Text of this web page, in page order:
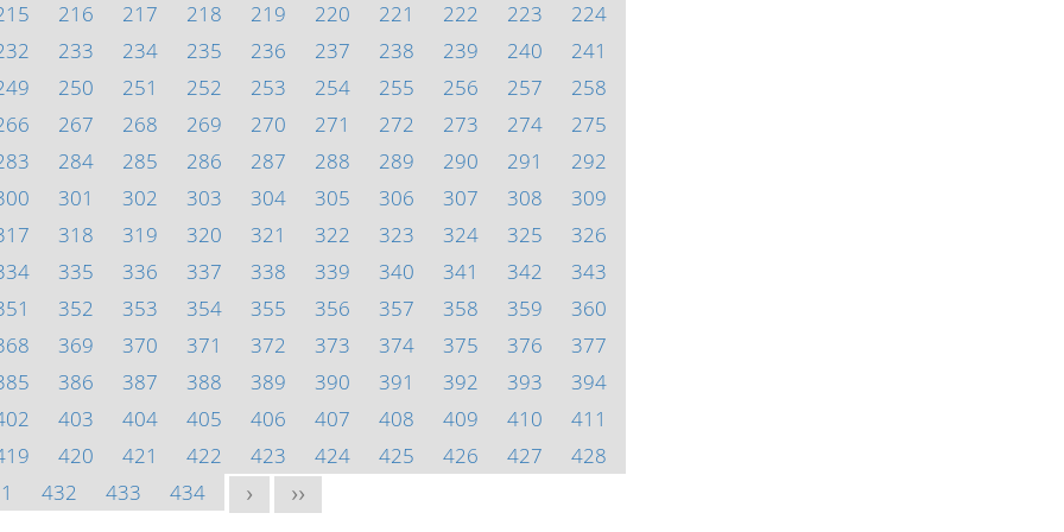
216 217 218 219 220 221 222 223
224
233 234 235 236 237 238 239 240
241
250 251 252 253 254 255 256 257
258
267 268 269 270 271 272 273 274
275
284 285 286 287 288 289 290 291
292
301 302 303 304 305 306 307 308
309
318 319 320 321 322 323 324 325
326
335 336 337 338 339 340 341 342
343
352 353 354 355 356 357 358 359
360
369 370 371 372 373 374 375 376
377
386 387 388 389 390 391 392 393
394
403 404 405 406 407 408 409 410
411
420 421 422 423 424 425 426 427
428
432 433 434 > >>